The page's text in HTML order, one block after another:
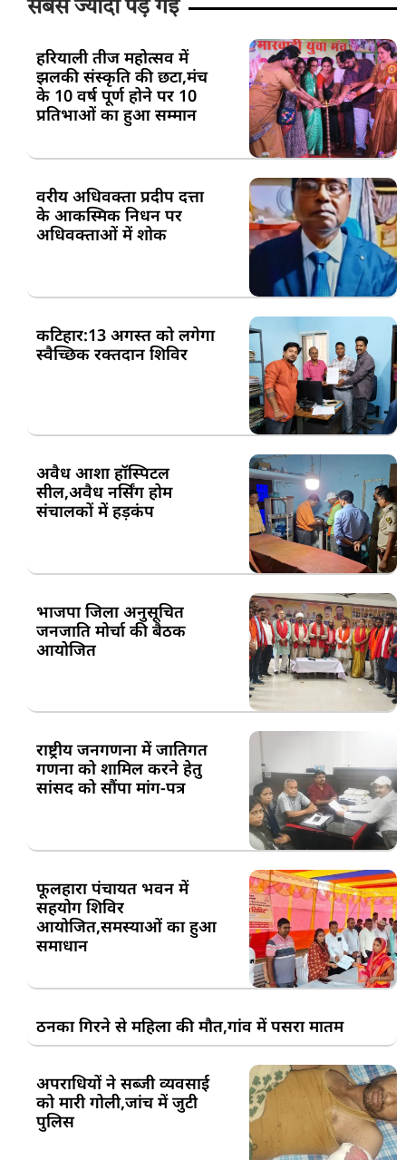
सबसे ज्यादा पड़ गई
हरियाली तीज महोत्सव में
झलकी संस्कृति की छटा,मंच
के 10 वर्ष पूर्ण होने पर 10
प्रतिभाओं का हुआ सम्मान
वरीय अधिवक्ता प्रदीप दत्ता
के आकस्मिक निधन पर
अधिवक्ताओं में शोक
कटिहार:13 अगस्त को लगेगा
स्वैच्छिक रक्तदान शिविर
अवैध आशा हॉस्पिटल
सील,अवैध नर्सिंग होम
संचालकों में हड़कंप
भाजपा जिला अनुसूचित
जनजाति मोर्चा की बैठक
आयोजित
राष्ट्रीय जनगणना में जातिगत
गणना को शामिल करने हेतु
सांसद को सौंपा मांग-पत्र
फूलहारा पंचायत भवन में
सहयोग शिविर
आयोजित,समस्याओं का हुआ
समाधान
ठनका गिरने से महिला की मौत,गांव में पसरा मातम
अपराधियों ने सब्जी व्यवसाई
को मारी गोली,जांच में जुटी
पुलिस